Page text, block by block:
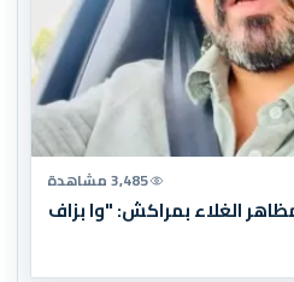
3,485 مشاهدة
الغلاء بمراكش: "وا بزاف